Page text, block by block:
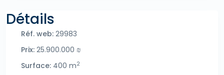
Détails
Réf. web: 29983
Prix: 25.900.000 ₪
Surface: 400 m2